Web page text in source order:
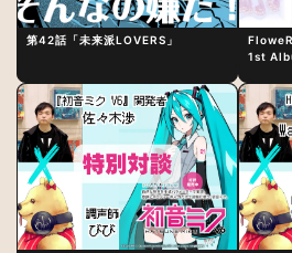
第42話「未来派LOVERS」
1st